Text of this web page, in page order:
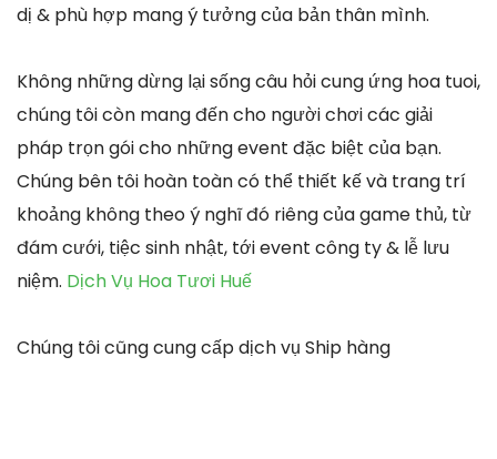
dị & phù hợp mang ý tưởng của bản thân mình.
Không những dừng lại sống câu hỏi cung ứng hoa tuoi,
chúng tôi còn mang đến cho người chơi các giải
pháp trọn gói cho những event đặc biệt của bạn.
Chúng bên tôi hoàn toàn có thể thiết kế và trang trí
khoảng không theo ý nghĩ đó riêng của game thủ, từ
đám cưới, tiệc sinh nhật, tới event công ty & lễ lưu
niệm. Dịch Vụ Hoa Tươi Huế
Chúng tôi cũng cung cấp dịch vụ Ship hàng